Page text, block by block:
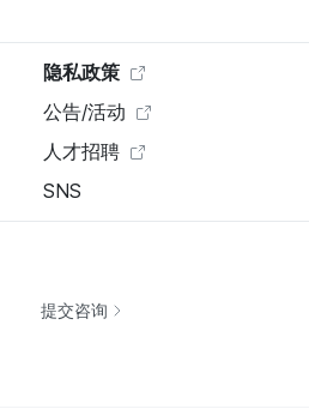
隐私政策
公告/活动
人才招聘
SNS
提交咨询